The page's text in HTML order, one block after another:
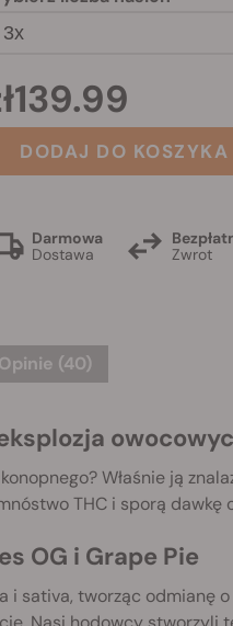
3x
DODAJ DO KOSZYKA
Darmowa
Dostawa
Zwrot
Opinie (40)
Właśnie ją
THC i sporą
OG i Grape Pie
i sativa, tworząc odmianę